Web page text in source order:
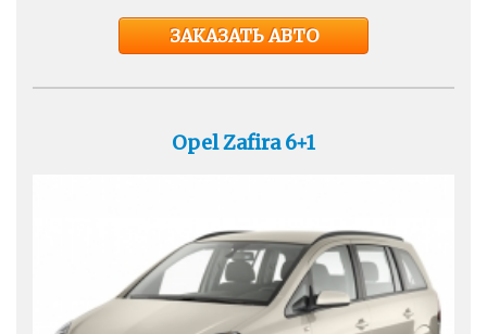
ЗАКАЗАТЬ АВТО
Opel Zafira 6+1